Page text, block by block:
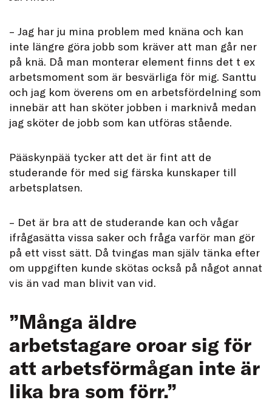
– Jag har ju mina problem med knäna och kan
inte längre göra jobb som kräver att man går ner
på knä. Då man monterar element finns det t ex
arbetsmoment som är besvärliga för mig. Santtu
och jag kom överens om en arbetsfördelning som
innebär att han sköter jobben i marknivå medan
jag sköter de jobb som kan utföras stående.
Pääskynpää tycker att det är fint att de
studerande för med sig färska kunskaper till
arbetsplatsen.
– Det är bra att de studerande kan och vågar
ifrågasätta vissa saker och fråga varför man gör
på ett visst sätt. Då tvingas man själv tänka efter
om uppgiften kunde skötas också på något annat
vis än vad man blivit van vid.
”Många äldre
arbetstagare oroar sig för
att arbetsförmågan inte är
lika bra som förr.”